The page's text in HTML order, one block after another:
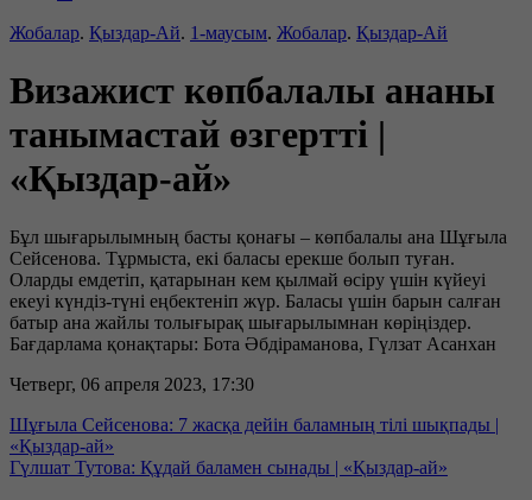
Жобалар. Қыздар-Ай. 1-маусым. Жобалар. Қыздар-Ай
Визажист көпбалалы ананы
танымастай өзгертті |
«Қыздар-ай»
Бұл шығарылымның басты қонағы – көпбалалы ана Шұғыла
Сейсенова. Тұрмыста, екі баласы ерекше болып туған.
Оларды емдетіп, қатарынан кем қылмай өсіру үшін күйеуі
екеуі күндіз-түні еңбектеніп жүр. Баласы үшін барын салған
батыр ана жайлы толығырақ шығарылымнан көріңіздер.
Бағдарлама қонақтары: Бота Әбдіраманова, Гүлзат Асанхан
Четверг, 06 апреля 2023, 17:30
Шұғыла Сейсенова: 7 жасқа дейін баламның тілі шықпады |
«Қыздар-ай»
Гүлшат Тутова: Құдай баламен сынады | «Қыздар-ай»